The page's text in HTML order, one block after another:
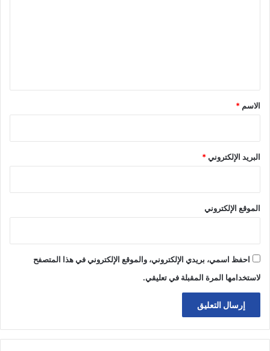
*
الاسم *
البريد الإلكتروني*
الموقع الإلكتروني
احفظ اسمي، بريدي الإلكتروني، والموقع الإلكتروني في هذا المتصفح
لاستخدامها المرة المقبلة في تعليقي.